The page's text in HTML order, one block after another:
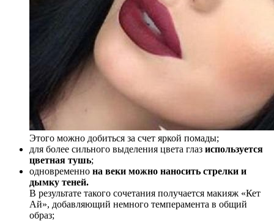
Этого можно добиться за счет яркой помады;
для более сильного выделения цвета глаз используется
цветная тушь;
одновременно на веки можно наносить стрелки и
дымку теней.
В результате такого сочетания получается макияж «Кет
Ай», добавляющий немного темперамента в общий
образ;